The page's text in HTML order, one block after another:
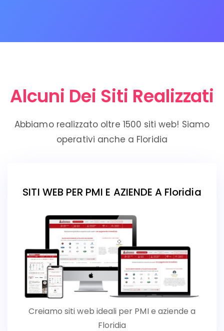
Alcuni Dei Siti Realizzati
Abbiamo realizzato oltre 1500 siti web! Siamo
operativi anche a Floridia
SITI WEB PER PMI E AZIENDE A Floridia
Creiamo siti web ideali per PMI e aziende a
Floridia